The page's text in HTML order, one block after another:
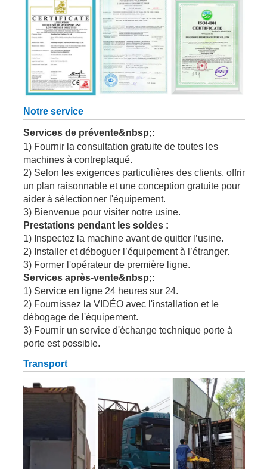
Notre service
Services de prévente&nbsp;:
1) Fournir la consultation gratuite de toutes les
machines à contreplaqué.
2) Selon les exigences particulières des clients, offrir
un plan raisonnable et une conception gratuite pour
aider à sélectionner l'équipement.
3) Bienvenue pour visiter notre usine.
Prestations pendant les soldes :
1) Inspectez la machine avant de quitter l’usine.
2) Installer et déboguer l’équipement à l’étranger.
3) Former l'opérateur de première ligne.
Services après-vente&nbsp;:
1) Service en ligne 24 heures sur 24.
2) Fournissez la VIDÉO avec l'installation et le
débogage de l'équipement.
3) Fournir un service d'échange technique porte à
porte est possible.
Transport